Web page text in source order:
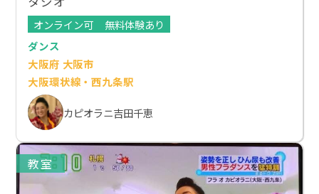
オンライン可
無料体験あり
ダンス
大阪府 大阪市
大阪環状線・西九条駅
カピオラニ吉田千恵
教室